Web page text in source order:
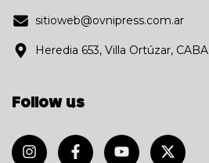
sitioweb@ovnipress.com.ar
Heredia 653, Villa Ortúzar, CABA
Follow us